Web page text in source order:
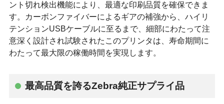
ント切れ検出機能により、最適な印刷品質を確保できま
す。カーボンファイバーによるギアの補強から、ハイリ
テンションUSBケーブルに至るまで、細部にわたって注
意深く設計され試験されたこのプリンタは、寿命期間に
わたって最大限の稼働時間を実現します。
最高品質を誇るZebra純正サプライ品